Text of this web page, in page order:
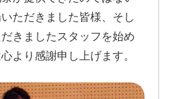
ただきました皆様、そし
きましたスタッフを始め
より感謝申し上げます。